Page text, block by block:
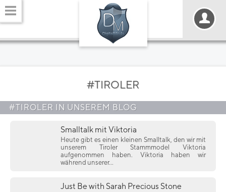
#TIROLER
#TIROLER IN UNSEREM BLOG
Smalltalk mit Viktoria
Heute gibt es einen kleinen Smalltalk, den wir mit
unserem Tiroler Stammmodel Viktoria
aufgenommen haben. Viktoria haben wir
während unserer...
Just Be with Sarah Precious Stone